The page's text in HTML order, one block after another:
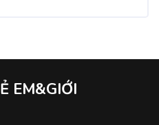
EM&GIỚI